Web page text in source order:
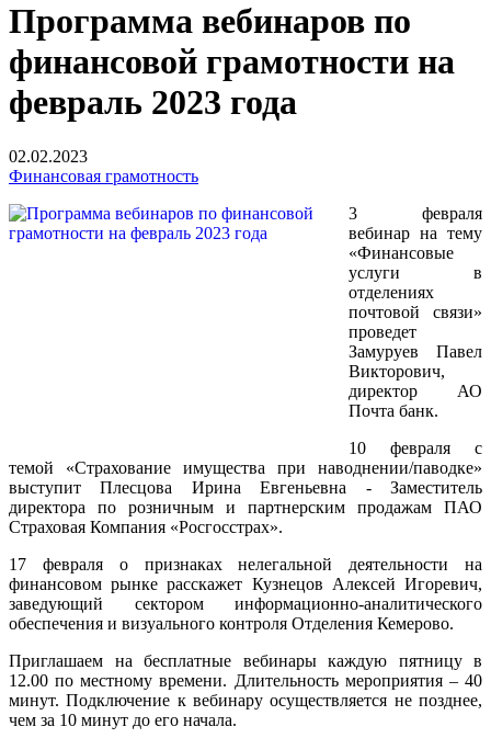
Программа вебинаров по
финансовой грамотности на
февраль 2023 года
02.02.2023
Финансовая грамотность
3 февраля
вебинар на тему
«Финансовые
услуги в
отделениях
почтовой связи»
проведет
Замуруев Павел
Викторович,
директор АО
Почта банк.
10 февраля с
темой «Страхование имущества при наводнении/паводке»
выступит Плесцова Ирина Евгеньевна - Заместитель
директора по розничным и партнерским продажам ПАО
Страховая Компания «Росгосстрах».
17 февраля о признаках нелегальной деятельности на
финансовом рынке расскажет Кузнецов Алексей Игоревич,
заведующий сектором информационно-аналитического
обеспечения и визуального контроля Отделения Кемерово.
Приглашаем на бесплатные вебинары каждую пятницу в
12.00 по местному времени. Длительность мероприятия – 40
минут. Подключение к вебинару осуществляется не позднее,
чем за 10 минут до его начала.